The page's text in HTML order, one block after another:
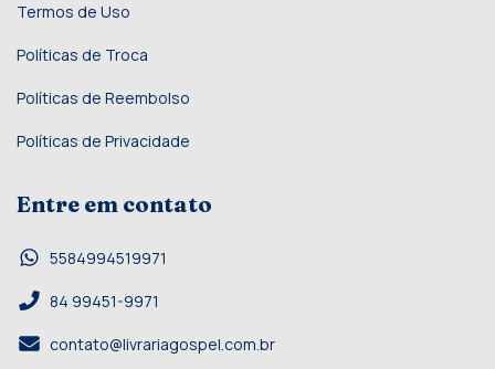
Termos de Uso
Políticas de Troca
Políticas de Reembolso
Políticas de Privacidade
Entre em contato
5584994519971
84 99451-9971
contato@livrariagospel.com.br